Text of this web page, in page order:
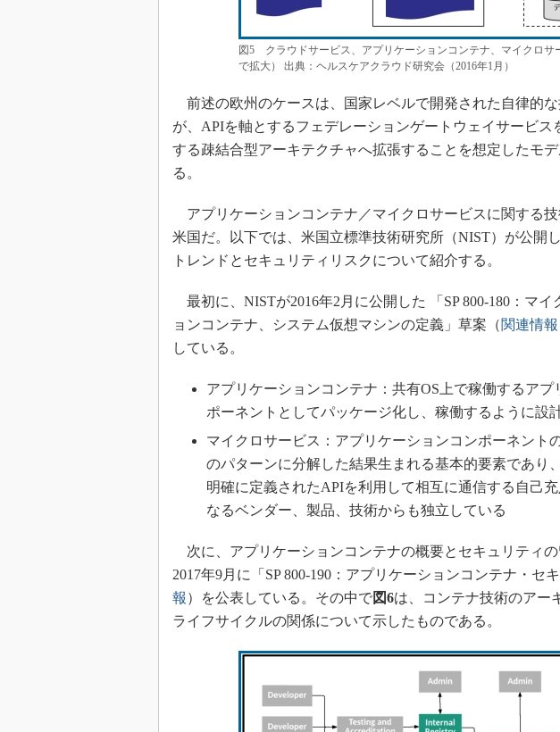
新型
図5 クラウドサービス、アプリケーションコンテナ、マイクロサ
で拡大） 出典：ヘルスケアクラウド研究会（2016年1月）
前述の欧州のケースは、国家レベルで開発された自律的
が、APIを軸とするフェデレーションゲートウェイサービス
する疎結合型アーキテクチャへ拡張することを想定したモ
る。
アプリケーションコンテナ／マイクロサービスに関する
米国だ。以下では、米国立標準技術研究所（NIST）が公開
トレンドとセキュリティリスクについて紹介する。
最初に、NISTが2016年2月に公開した 「SP 800-180：マ
ョンコンテナ、システム仮想マシンの定義」草案（関連情報
している。
アプリケーションコンテナ：共有OS上で稼働するア
ポーネントとしてパッケージ化し、稼働するように設
マイクロサービス：アプリケーションコンポーネント
のパターンに分解した結果生まれる基本的要素であり
明確に定義されたAPIを利用して相互に通信する自己
なるベンダー、製品、技術からも独立している
次に、アプリケーションコンテナの概要とセキュリティ
2017年9月に「SP 800-190：アプリケーションコンテナ・セ
報 ）を公表している。その中で図6は、コンテナ技術のアー
ライフサイクルの関係について示したものである。